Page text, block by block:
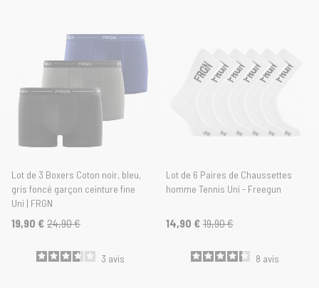
Lot de 3 Boxers Coton noir, bleu,
gris foncé garçon ceinture fine
Uni | FRGN
19,90 € 24,90 €
3 avis
Lot de 6 Paires de Chaussettes
homme Tennis Uni - Freegun
14,90 € 19,90 €
8 avis